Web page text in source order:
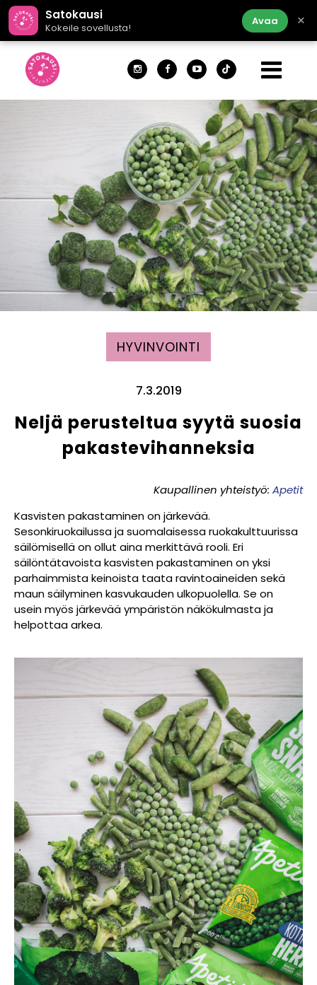
Satokausi
Kokeile sovellusta!
Avaa ×
HYVINVOINTI
7.3.2019
Neljä perusteltua syytä suosia
pakastevihanneksia
Kaupallinen yhteistyö: Apetit
Kasvisten pakastaminen on järkevää.
Sesonkiruokailussa ja suomalaisessa ruokakulttuurissa
säilömisellä on ollut aina merkittävä rooli. Eri
säilöntätavoista kasvisten pakastaminen on yksi
parhaimmista keinoista taata ravintoaineiden sekä
maun säilyminen kasvukauden ulkopuolella. Se on
usein myös järkevää ympäristön näkökulmasta ja
helpottaa arkea.